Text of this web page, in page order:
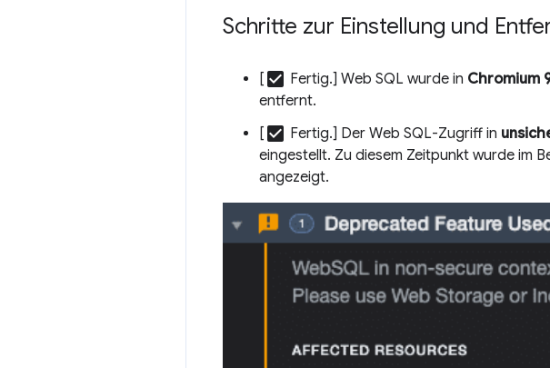
Schritte zur Einstellung und
[ check_box Fertig.] Web SQL wurde in Chromium
entfernt.
[ check_box Fertig.] Der Web SQL-Zugriff in
eingestellt. Zu diesem Zeitpunkt wurde im
angezeigt.